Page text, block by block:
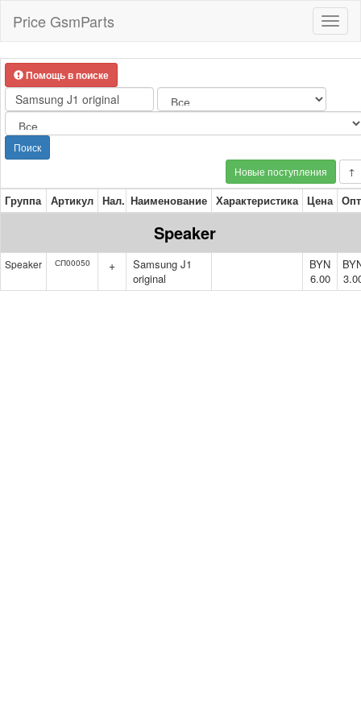
Price GsmParts
Помощь в поиске
Поиск
Новые поступления
↑
Группа Артикул Нал. Наименование Характеристика Цена
Speaker
Speaker СП00050 +
Samsung J1
original
BYN
6.00